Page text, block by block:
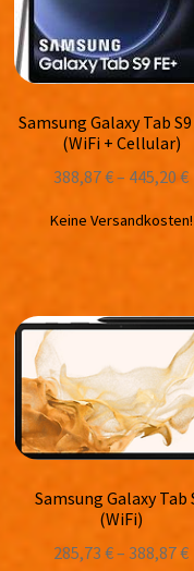
Samsung Galaxy Tab S9
(WiFi + Cellular)
388,87€– 445,20€
Keine Versandkosten!
Samsung Galaxy Tab
(WiFi)
285,73€–388,87€